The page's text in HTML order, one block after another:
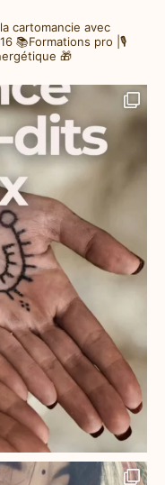
cartomancie avec
📚Formations pro |🎙️
🎁